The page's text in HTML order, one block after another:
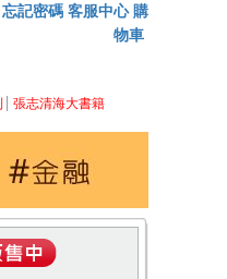
忘記密碼 客服中心 購
物車
張志清海大書籍